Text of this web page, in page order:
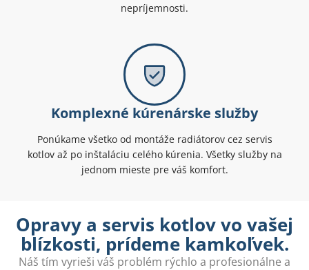
nepríjemnosti.
Komplexné kúrenárske služby
Ponúkame všetko od montáže radiátorov cez servis
kotlov až po inštaláciu celého kúrenia. Všetky služby na
jednom mieste pre váš komfort.
Opravy a servis kotlov vo vašej
blízkosti, prídeme kamkoľvek.
Náš tím vyrieši váš problém rýchlo a profesionálne a